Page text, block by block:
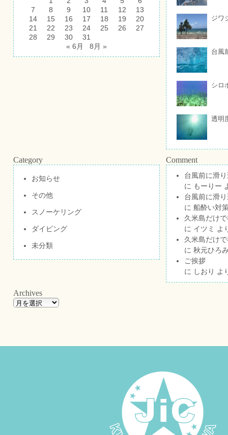
7
8 9 10 11 12
13
14
15 16 17 18 19
20
21
22 23 24 25 26
27
28
29 30
31
« 6月
8月 »
ジワ
台風
シロ
透明
Category
お知らせ
その他
スノーケリング
ダイビング
未分類
Comment
台風前に滑
に もーりー
台風前に滑
に 船酔い対
久米島だけ
に イツミ よ
久米島だけ
に 秋元ひろ
ご挨拶
に しおり よ
Archives